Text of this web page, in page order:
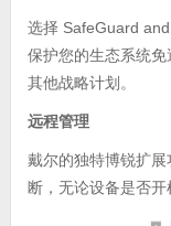
选择 SafeGuard
保护您的生态系统
其他战略计划。
远程管理
戴尔的独特博锐扩
断，无论设备是否开